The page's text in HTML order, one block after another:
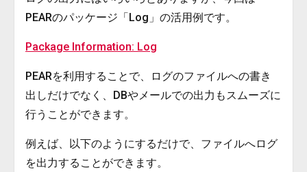
PEARのパッケージ「Log」の活用例です。
Package Information: Log
PEARを利用することで、ログのファイルへの書き
出しだけでなく、DBやメールでの出力もスムーズに
行うことができます。
例えば、以下のようにするだけで、ファイルへログ
を出力することができます。